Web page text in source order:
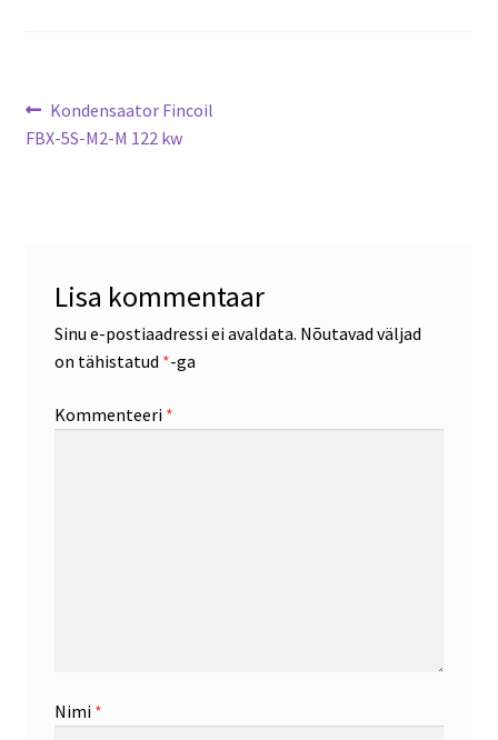
Navigeerimine
Eelmine
postitus:
Kondensaator Fincoil
FBX-5S-M2-M 122 kw
Lisa kommentaar
Sinu e-postiaadressi ei avaldata. Nõutavad väljad
on tähistatud *-ga
Kommenteeri *
Nimi *